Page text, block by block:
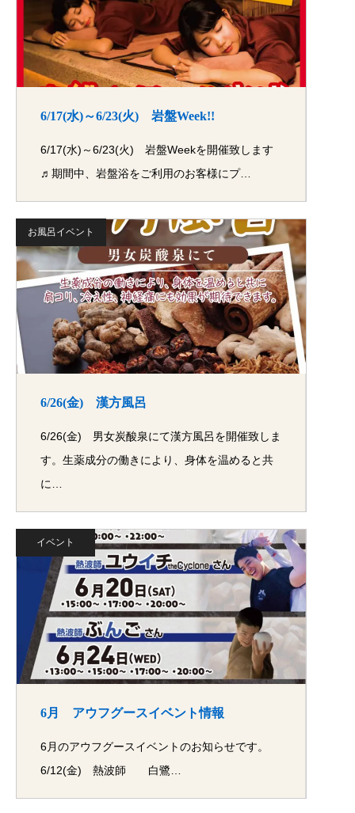
6/17(水)～6/23(火) 岩盤Week!!
6/17(水)～6/23(火) 岩盤Weekを開催致します
♬期間中、岩盤浴をご利用のお客様にプ…
お風呂イベント
6/26(金) 漢方風呂
6/26(金) 男女炭酸泉にて漢方風呂を開催致しま
す。生薬成分の働きにより、身体を温めると共
に…
イベント
6月 アウフグースイベント情報
6月のアウフグースイベントのお知らせです。
6/12(金) 熱波師 白鷺…